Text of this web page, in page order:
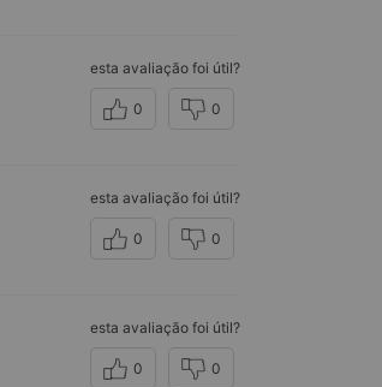
esta avaliação foi útil?
0 0
esta avaliação foi útil?
0 0
esta avaliação foi útil?
0 0